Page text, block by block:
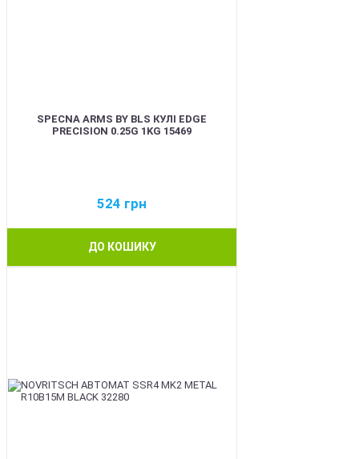
SPECNA ARMS BY BLS КУЛІ EDGE
PRECISION 0.25G 1KG 15469
524 грн
ДО КОШИКУ